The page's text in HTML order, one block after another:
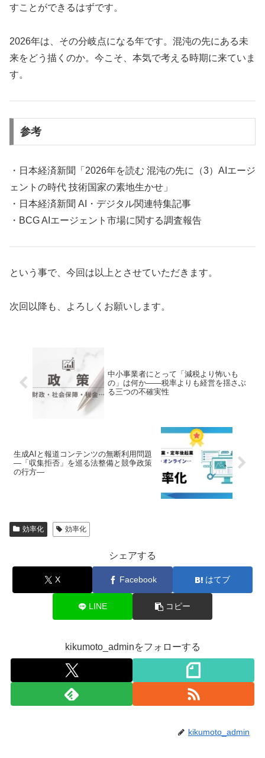
すことができるはずです。
2026年は、その分岐点になる年です。混沌の先にある未
来をどう描くのか。今こそ、本気で考える時期に来ていま
す。
参考
・日本経済新聞「2026年を読む 混沌の先に（3）AIエージ
ェントの時代 技術国家の素地生かせ」
・日本経済新聞 AI・デジタル関連特集記事
・BCG AIエージェント市場に関する調査報告
という事で、今回は以上とさせていただきます。
次回以降も、よろしくお願いします。
中小事業者にとって「減税より怖いも
の」は何か――税率よりも経営を揺さぶ
る三つの不確実性
生成AIと報道コンテンツの無断利用問題
―「収集拒否」を巡る法整備と競争政策
の行方―
効率化 効率化
シェアする
X Facebook はてブ
LINE コピー
kikumoto_adminをフォローする
kikumoto_admin